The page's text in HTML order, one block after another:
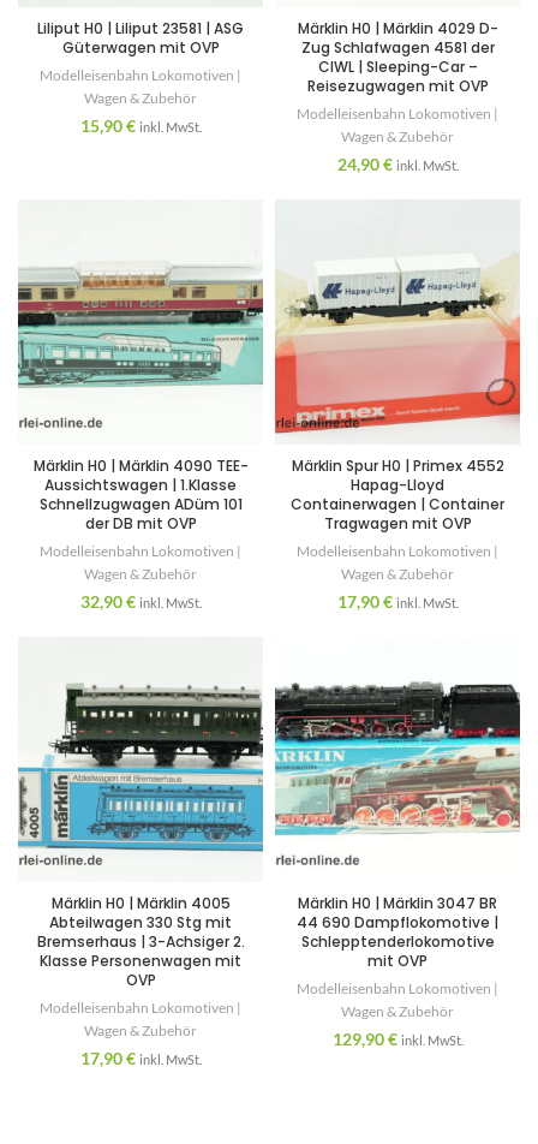
Liliput H0 | Liliput 23581 | ASG
Güterwagen mit OVP
Modelleisenbahn Lokomotiven |
Wagen & Zubehör
15,90€ inkl. MwSt.
Märklin H0 | Märklin 4029 D-
Zug Schlafwagen 4581 der
CIWL | Sleeping-Car –
Reisezugwagen mit OVP
Modelleisenbahn Lokomotiven |
Wagen & Zubehör
24,90€ inkl. MwSt.
Märklin H0 | Märklin 4090 TEE-
Aussichtswagen | 1.Klasse
Schnellzugwagen ADüm 101
der DB mit OVP
Modelleisenbahn Lokomotiven |
Wagen & Zubehör
32,90€ inkl. MwSt.
Märklin Spur H0 | Primex 4552
Hapag-Lloyd
Containerwagen | Container
Tragwagen mit OVP
Modelleisenbahn Lokomotiven |
Wagen & Zubehör
17,90€ inkl. MwSt.
Märklin H0 | Märklin 4005
Abteilwagen 330 Stg mit
Bremserhaus | 3-Achsiger 2.
Klasse Personenwagen mit
OVP
Modelleisenbahn Lokomotiven |
Wagen & Zubehör
17,90€ inkl. MwSt.
Märklin H0 | Märklin 3047 BR
44 690 Dampflokomotive |
Schlepptenderlokomotive
mit OVP
Modelleisenbahn Lokomotiven |
Wagen & Zubehör
129,90€ inkl. MwSt.